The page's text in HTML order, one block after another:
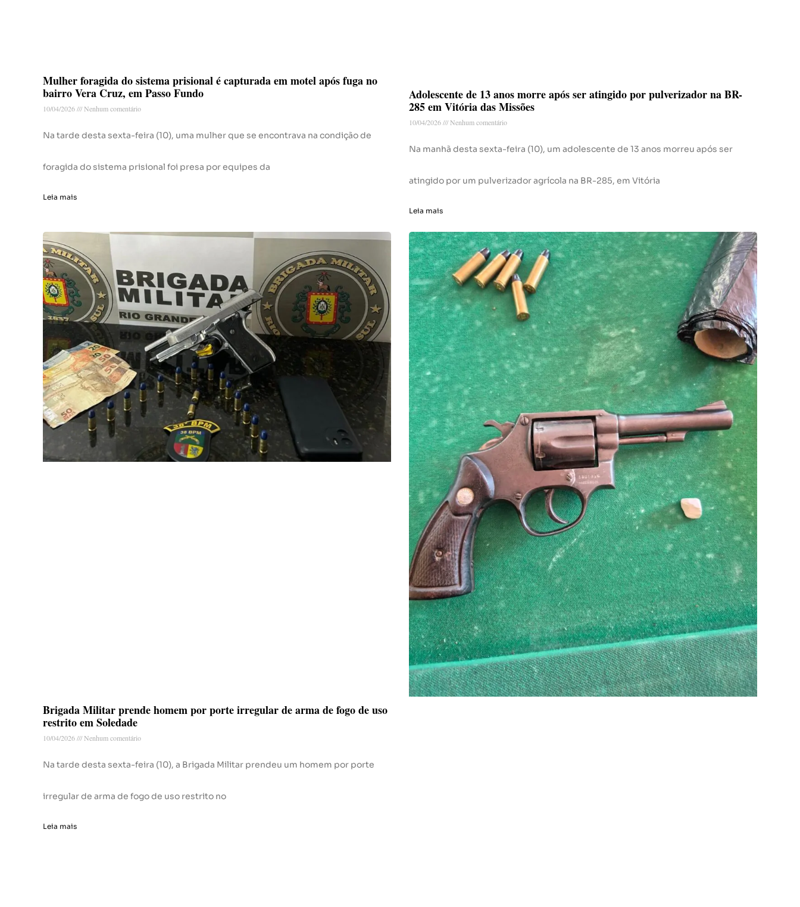
Mulher foragida do sistema prisional é capturada em motel após fuga no
bairro Vera Cruz, em Passo Fundo
10/04/2026 Nenhum comentário
Na tarde desta sexta-feira (10), uma mulher que se encontrava na condição de
foragida do sistema prisional foi presa por equipes da
Leia mais
Adolescente de 13 anos morre após ser atingido por pulverizador na BR-
285 em Vitória das Missões
10/04/2026 Nenhum comentário
Na manhã desta sexta-feira (10), um adolescente de 13 anos morreu após ser
atingido por um pulverizador agrícola na BR-285, em Vitória
Leia mais
Brigada Militar prende homem por porte irregular de arma de fogo de uso
restrito em Soledade
10/04/2026 Nenhum comentário
Na tarde desta sexta-feira (10), a Brigada Militar prendeu um homem por porte
irregular de arma de fogo de uso restrito no
Leia mais